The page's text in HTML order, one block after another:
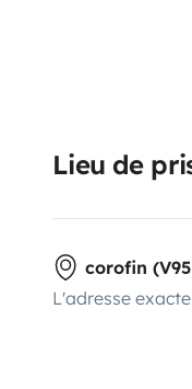
Lieu de
corofin
L'adresse